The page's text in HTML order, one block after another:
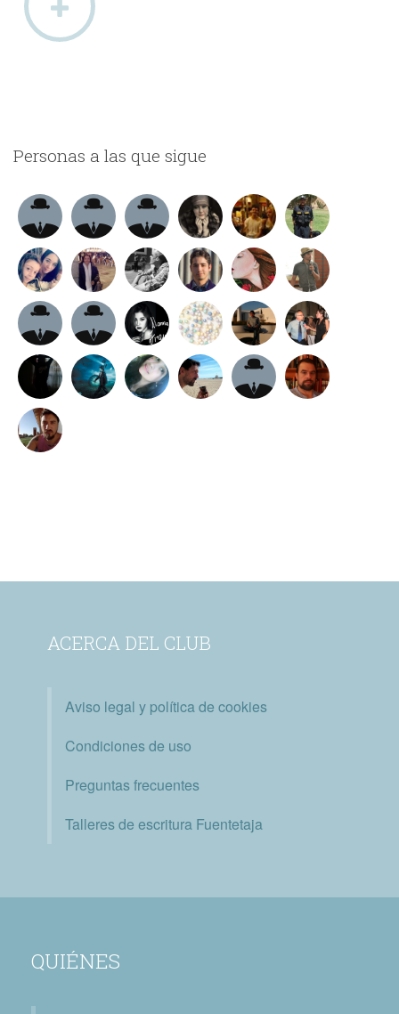
Personas a las que sigue
ACERCA DEL CLUB
Aviso legal y política de cookies
Condiciones de uso
Preguntas frecuentes
Talleres de escritura Fuentetaja
QUIÉNES